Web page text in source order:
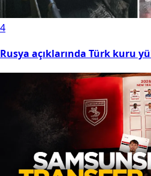
4
Rusya açıklarında Türk kuru